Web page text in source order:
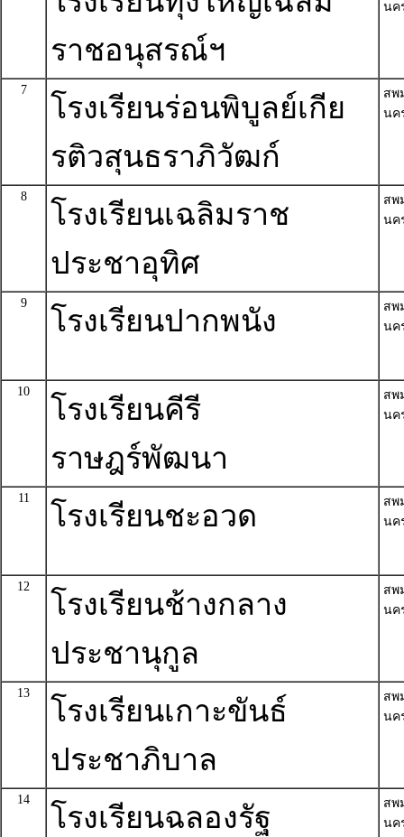
ราชอนุสรณ์ฯ
นค
7
โรงเรียนร่อนพิบูลย์เกีย
รติวสุนธราภิวัฒก์
สพ
นค
8
โรงเรียนเฉลิมราช
ประชาอุทิศ
สพ
นค
9
โรงเรียนปากพนัง
สพ
นค
10
โรงเรียนคีรี
ราษฎร์พัฒนา
สพ
นค
11
โรงเรียนชะอวด
สพ
นค
12
โรงเรียนช้างกลาง
ประชานุกูล
สพ
นค
13
โรงเรียนเกาะขันธ์
ประชาภิบาล
สพ
นค
14
โรงเรียนฉลองรัฐ
สพ
นค